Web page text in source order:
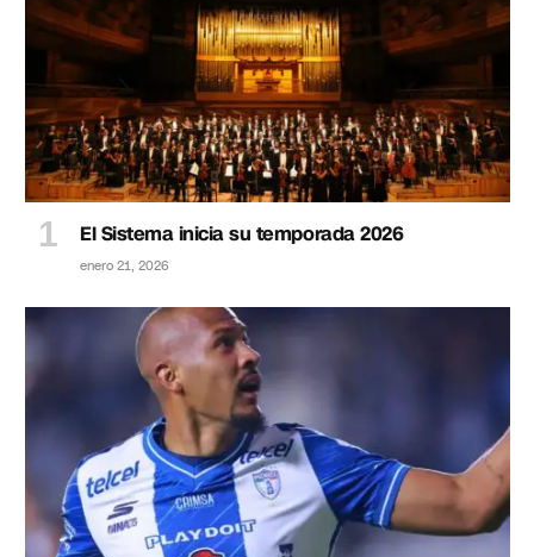
El Sistema inicia su temporada 2026
enero 21, 2026